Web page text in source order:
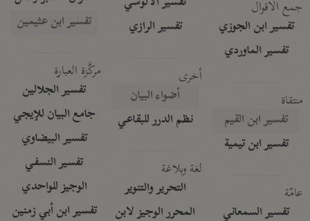
جمع الأقوال
تفسير ابن الجوزي
تفسير الماوردي
منتقاة
تفسير ابن القيم
تفسير ابن تيمية
عامّة
تفسير السمعاني
تفسير الرازي
أخرى
أضواء البيان
نظم الدرر للبقاعي
لغة وبلاغة
التحرير والتنوير
المحرر الوجيز لابن
تفسير ابن عثيمين
مركَّزة العبارة
تفسير الجلالين
جامع البيان للإيجي
تفسير البيضاوي
تفسير النسفي
الوجيز للواحدي
تفسير ابن أبي زمنين